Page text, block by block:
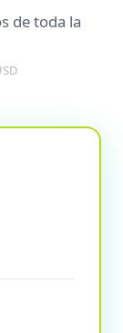
de toda la